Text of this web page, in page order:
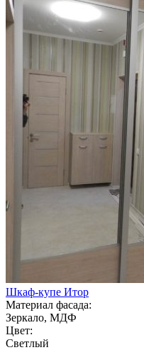
Шкаф-купе Итор
Материал фасада:
Зеркало, МДФ
Цвет:
Светлый